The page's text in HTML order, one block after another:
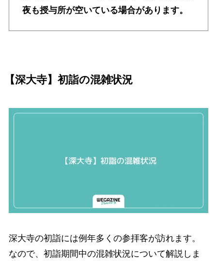
夜も授与所が空いている場合があります。
【深大寺】初詣の混雑状況
深大寺の初詣には例年多くの参拝客が訪れます。
なので、初詣期間中の混雑状況について解説しま